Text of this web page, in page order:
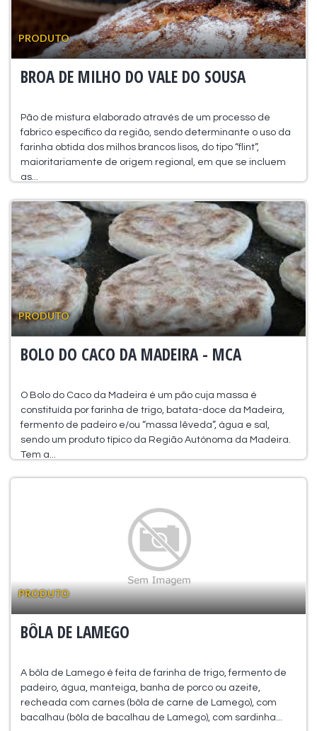
PRODUTO
BROA DE MILHO DO VALE DO SOUSA
Pão de mistura elaborado através de um processo de
fabrico específico da região, sendo determinante o uso da
farinha obtida dos milhos brancos lisos, do tipo “flint”,
maioritariamente de origem regional, em que se incluem
as...
PRODUTO
BOLO DO CACO DA MADEIRA - MCA
O Bolo do Caco da Madeira é um pão cuja massa é
constituída por farinha de trigo, batata-doce da Madeira,
fermento de padeiro e/ou “massa lêveda”, água e sal,
sendo um produto típico da Região Autónoma da Madeira.
Tem a...
PRODUTO
BÔLA DE LAMEGO
A bôla de Lamego é feita de farinha de trigo, fermento de
padeiro, água, manteiga, banha de porco ou azeite,
recheada com carnes (bôla de carne de Lamego), com
bacalhau (bôla de bacalhau de Lamego), com sardinha...